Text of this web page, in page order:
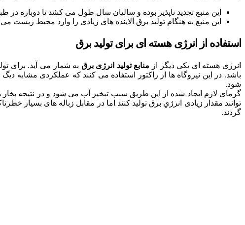
این منبع تجدید ناپذیر بوده و سالیان سال طول می کشد تا دوباره در
این منبع به هنگام تولید برق آلاینده های زیادی را وارد محیط زیست
استفاده از انرژی هسته ای برای تولید برق
انرژی هسته ای یکی دیگر از منابع تولید انرژی برق به شمار می آيد. برای
باشد. در این نیروگاه ها از راکتور استفاده می کنند که عملکردی مشابه
شود.
گرمای لازم ایجاد شده از این طریق سبب تبخیر آب می شود و در نتیجه
گردند.